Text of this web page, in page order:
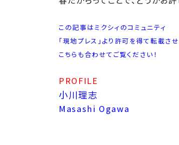
この記事はミクシィのコミュニティ
「現地プレス」より許可を得て転載さ
こちらも合わせてご覧ください！
PROFILE
小川理志
Masashi Ogawa